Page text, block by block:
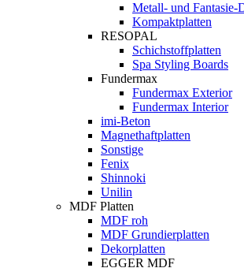
Metall- und Fantasie-
Kompaktplatten
RESOPAL
Schichstoffplatten
Spa Styling Boards
Fundermax
Fundermax Exterior
Fundermax Interior
imi-Beton
Magnethaftplatten
Sonstige
Fenix
Shinnoki
Unilin
MDF Platten
MDF roh
MDF Grundierplatten
Dekorplatten
EGGER MDF